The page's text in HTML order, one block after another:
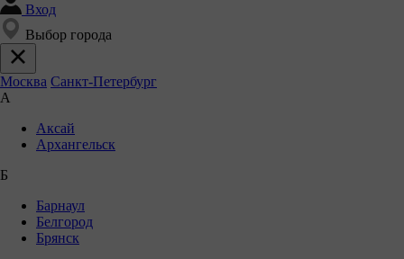
Вход
Выбор города
Москва Санкт-Петербург
А
Аксай
Архангельск
Б
Барнаул
Белгород
Брянск